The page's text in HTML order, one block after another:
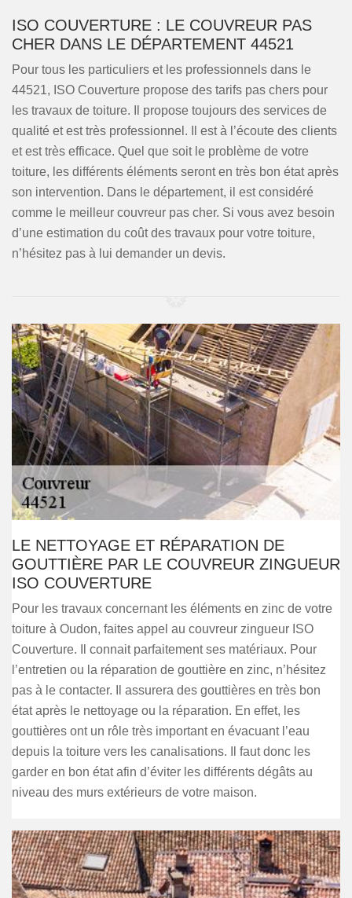
ISO COUVERTURE : LE COUVREUR PAS
CHER DANS LE DÉPARTEMENT 44521
Pour tous les particuliers et les professionnels dans le
44521, ISO Couverture propose des tarifs pas chers pour
les travaux de toiture. Il propose toujours des services de
qualité et est très professionnel. Il est à l’écoute des clients
et est très efficace. Quel que soit le problème de votre
toiture, les différents éléments seront en très bon état après
son intervention. Dans le département, il est considéré
comme le meilleur couvreur pas cher. Si vous avez besoin
d’une estimation du coût des travaux pour votre toiture,
n’hésitez pas à lui demander un devis.
LE NETTOYAGE ET RÉPARATION DE
GOUTTIÈRE PAR LE COUVREUR ZINGUEUR
ISO COUVERTURE
Pour les travaux concernant les éléments en zinc de votre
toiture à Oudon, faites appel au couvreur zingueur ISO
Couverture. Il connait parfaitement ses matériaux. Pour
l’entretien ou la réparation de gouttière en zinc, n’hésitez
pas à le contacter. Il assurera des gouttières en très bon
état après le nettoyage ou la réparation. En effet, les
gouttières ont un rôle très important en évacuant l’eau
depuis la toiture vers les canalisations. Il faut donc les
garder en bon état afin d’éviter les différents dégâts au
niveau des murs extérieurs de votre maison.